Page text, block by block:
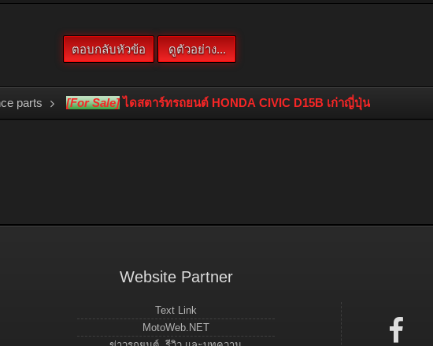
parts [For Sale]ไดสตาร์ทรถยนต์ HONDA CIVIC D15B เก่าญี่ปุ่น
Website Partner
Text Link
MotoWeb.NET